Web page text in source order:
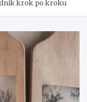
krok po kroku